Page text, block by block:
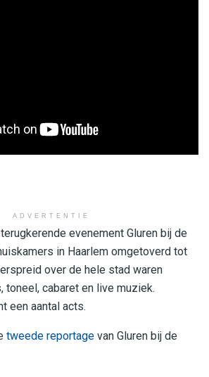
ADVERTENTIE
evenement Gluren bij de
in Haarlem omgetoverd tot
over de hele stad waren
toneel, cabaret en live muziek.
een aantal acts.
tweede reportage van Gluren bij de